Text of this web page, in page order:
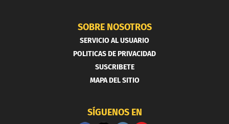
SOBRE NOSOTROS
SERVICIO AL USUARIO
POLITICAS DE PRIVACIDAD
SUSCRIBETE
MAPA DEL SITIO
SÍGUENOS EN